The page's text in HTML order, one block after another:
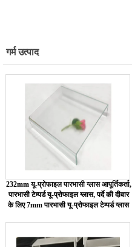
गर्म उत्पाद
232mm यू-प्रोफाइल पारभासी ग्लास आपूर्तिकर्ता,
पारभासी टेम्पर्ड यू-प्रोफाइल ग्लास, पर्दे की दीवार
के लिए 7mm पारभासी यू-प्रोफाइल टेम्पर्ड ग्लास